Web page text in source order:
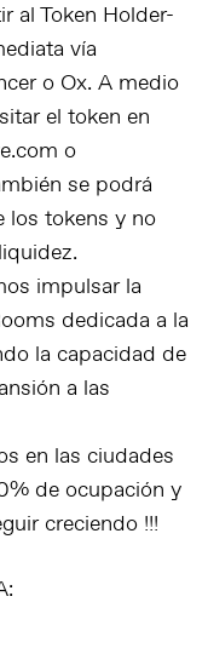
al Token Holder-
vía
o Ox. A medio
el token en
o
se podrá
los tokens y no
impulsar la
dedicada a la
la capacidad de
a las
en las ciudades
de ocupación y
creciendo !!!